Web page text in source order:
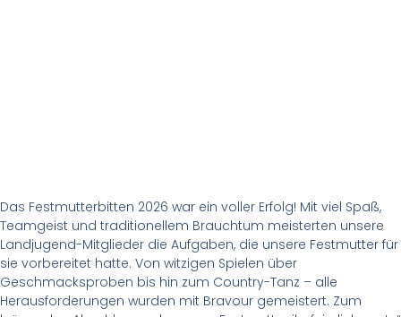
Das Festmutterbitten 2026 war ein voller Erfolg! Mit viel Spaß,
Teamgeist und traditionellem Brauchtum meisterten unsere
Landjugend-Mitglieder die Aufgaben, die unsere Festmutter für
sie vorbereitet hatte. Von witzigen Spielen über
Geschmacksproben bis hin zum Country-Tanz – alle
Herausforderungen wurden mit Bravour gemeistert. Zum